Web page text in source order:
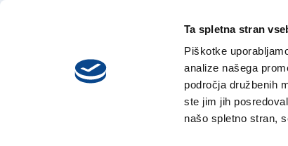
Ta spletna stran
Piškotke
analize našega
področja družbenih
ste jim jih
našo spletno stran,
nedelja,
9. avgusta
Umrl britanski